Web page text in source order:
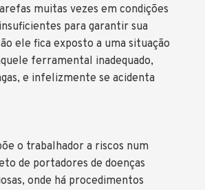
muitas vezes em condições
para garantir sua
ele fica exposto a uma situação
ferramental inadequado,
e infelizmente se acidenta
o trabalhador a riscos num
de portadores de doenças
onde há procedimentos